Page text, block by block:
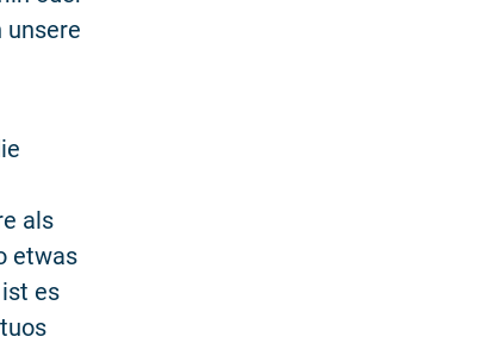
unsere
als
etwas
es